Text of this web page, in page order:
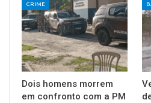
CRIME
Dois homens morrem
em confronto com a PM